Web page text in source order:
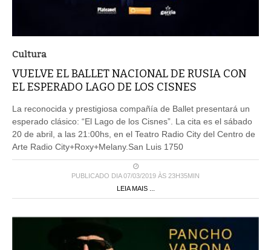
Cultura
VUELVE EL BALLET NACIONAL DE RUSIA CON
EL ESPERADO LAGO DE LOS CISNES
La reconocida y prestigiosa compañía de Ballet presentará un
esperado clásico: “El Lago de los Cisnes”. La cita es el sábado
20 de abril, a las 21:00hs, en el Teatro Radio City del Centro de
Arte Radio City+Roxy+Melany.San Luis 1750
PUBLICADO DIA 07/03/2019 ÀS 23H35MIN
LEIA MAIS ...